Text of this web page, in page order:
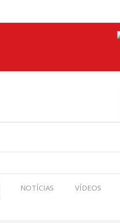
NOTÍCIAS VÍDEOS